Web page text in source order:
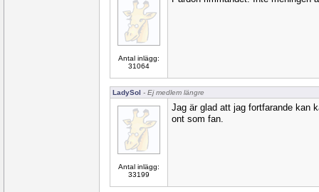
Antal inlägg:
31064
LadySol - Ej medlem längre
Antal inlägg:
33199
Jag är glad att jag fortfarande kan
ont som fan.